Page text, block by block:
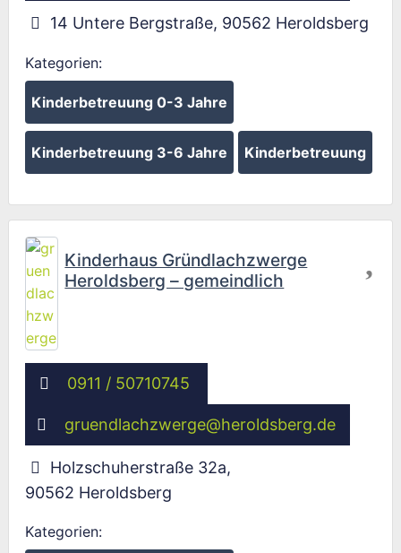
14 Untere Bergstraße, 90562 Heroldsberg
Kategorien:
Kinderbetreuung 0-3 Jahre
Kinderbetreuung 3-6 Jahre Kinderbetreuung
Kinderhaus Gründlachzwerge
Heroldsberg – gemeindlich
0911 / 50710745
gruendlachzwerge@heroldsberg.de
Holzschuherstraße 32a,
90562 Heroldsberg
Kategorien: